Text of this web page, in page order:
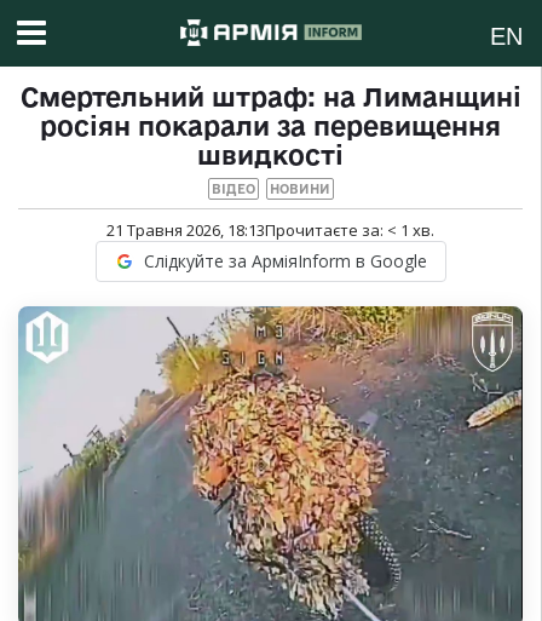
EN
Смертельний штраф: на Лиманщині
росіян покарали за перевищення
швидкості
ВІДЕО НОВИНИ
21 Травня 2026, 18:13Прочитаєте за: < 1 хв.
Слідкуйте за АрміяInform в Google